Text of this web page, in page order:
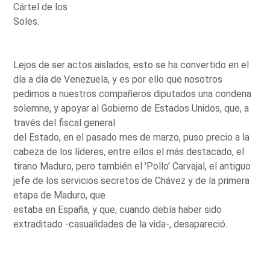
Cártel de los
Soles.
Lejos de ser actos aislados, esto se ha convertido en el
día a día de Venezuela, y es por ello que nosotros
pedimos a nuestros compañeros diputados una condena
solemne, y apoyar al Gobierno de Estados Unidos, que, a
través del fiscal general
del Estado, en el pasado mes de marzo, puso precio a la
cabeza de los líderes, entre ellos el más destacado, el
tirano Maduro, pero también el 'Pollo' Carvajal, el antiguo
jefe de los servicios secretos de Chávez y de la primera
etapa de Maduro, que
estaba en España, y que, cuando debía haber sido
extraditado -casualidades de la vida-, desapareció.